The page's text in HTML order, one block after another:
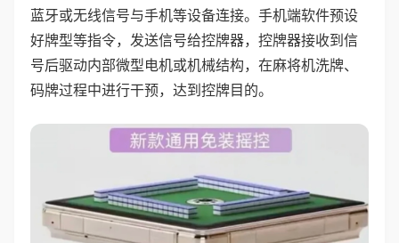
蓝牙或无线信号与手机等设备连接。手机端软件预设
好牌型等指令，发送信号给控牌器，控牌器接收到信
号后驱动内部微型电机或机械结构，在麻将机洗牌、
码牌过程中进行干预，达到控牌目的。